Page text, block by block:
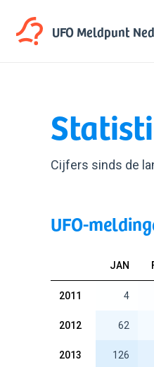
UFO Meldpunt
Cijfers sinds de
UFO-
JAN
2011 4
2012 62
2013 126